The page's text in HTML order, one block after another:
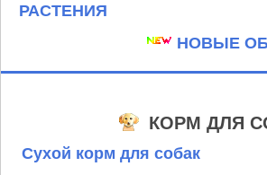
РАСТЕНИЯ
НОВЫЕ
КОРМ ДЛЯ
Сухой корм для собак